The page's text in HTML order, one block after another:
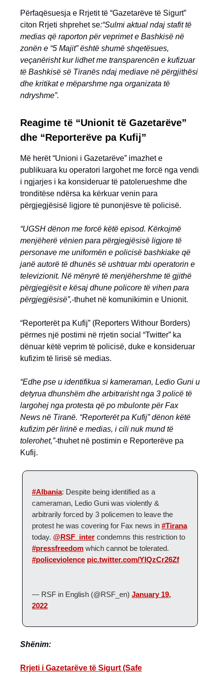
Përfaqësuesja e Rrjetit të “Gazetarëve të Sigurt”
citon Rrjeti shprehet se:“Sulmi aktual ndaj stafit të
medias që raporton për veprimet e Bashkisë në
zonën e “5 Majit” është shumë shqetësues,
veçanërisht kur lidhet me transparencën e kufizuar
të Bashkisë së Tiranës ndaj mediave në përgjithësi
dhe kritikat e mëparshme nga organizata të
ndryshme”.
Reagime të “Unionit të Gazetarëve”
dhe “Reporterëve pa Kufij”
Më herët “Unioni i Gazetarëve” imazhet e
publikuara ku operatori largohet me forcë nga vendi
i ngjarjes i ka konsideruar të patolerueshme dhe
tronditëse ndërsa ka kërkuar venin para
përgjegjësisë ligjore të punonjësve të policisë.
“UGSH dënon me forcë këtë episod. Kërkojmë
menjëherë vënien para përgjegjësisë ligjore të
personave me uniformën e policisë bashkiake që
janë autorë të dhunës së ushtruar mbi operatorin e
televizionit. Në mënyrë të menjëhershme të gjithë
përgjegjësit e kësaj dhune policore të vihen para
përgjegjësisë”,-thuhet në komunikimin e Unionit.
“Reporterët pa Kufij” (Reporters Withour Borders)
përmes një postimi në rrjetin social “Twitter” ka
dënuar këtë veprim të policisë, duke e konsideruar
kufizim të lirisë së medias.
“Edhe pse u identifikua si kameraman, Ledio Guni u
detyrua dhunshëm dhe arbitrarisht nga 3 policë të
largohej nga protesta që po mbulonte për Fax
News në Tiranë. “Reporterët pa Kufij”dënon këtë
kufizim për lirinë e medias, i cili nuk mund të
tolerohet,”-thuhet në postimin e Reporterëve pa
Kufij.
#Albania: Despite being identified as a
cameraman, Ledio Guni was violently &
arbitrarily forced by 3 policemen to leave the
protest he was covering for Fax news in #Tirana
today. @RSF_inter condemns this restriction to
#pressfreedom which cannot be tolerated.
#policeviolence pic.twitter.com/YIQzCr26Zf
— RSF in English (@RSF_en) January 19,
2022
Shënim:
Rrjeti i Gazetarëve të Sigurt (Safe